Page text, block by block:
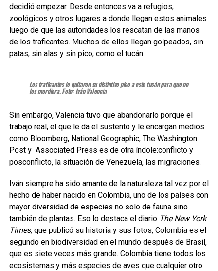
decidió empezar. Desde entonces va a refugios,
zoológicos y otros lugares a donde llegan estos animales
luego de que las autoridades los rescatan de las manos
de los traficantes. Muchos de ellos llegan golpeados, sin
patas, sin alas y sin pico, como el tucán.
Los traficantes le quitaron su distintivo pico a este tucán para que no
los mordiera. Foto: Iván Valencia
Sin embargo, Valencia tuvo que abandonarlo porque el
trabajo real, el que le da el sustento y le encargan medios
como Bloomberg, National Geographic, The Washington
Post y Associated Press es de otra índole:conflicto y
posconflicto, la situación de Venezuela, las migraciones.
Iván siempre ha sido amante de la naturaleza tal vez por el
hecho de haber nacido en Colombia, uno de los países con
mayor diversidad de especies no solo de fauna sino
también de plantas. Eso lo destaca el diario The New York
Times, que publicó su historia y sus fotos, Colombia es el
segundo en biodiversidad en el mundo después de Brasil,
que es siete veces más grande. Colombia tiene todos los
ecosistemas y más especies de aves que cualquier otro